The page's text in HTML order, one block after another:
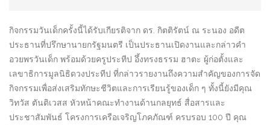
กิจกรรมวันเด็กครั้งนี้ได้รับเกียรติจาก ดร. กิตติรัตน์ ณ ระนอง อดีต
ประธานที่ปรึกษานายกรัฐมนตรี เป็นประธานเปิดงานและกล่าวคำ
อวยพรวันเด็ก พร้อมด้วยครูประทีป อึ้งทรงธรรม ฮาตะ ผู้ก่อตั้งและ
เลขาธิการมูลนิธิดวงประทีป ที่กล่าวรายงานถึงความสำคัญของการจัด
กิจกรรมเพื่อส่งเสริมทักษะชีวิตและการเรียนรู้ของเด็ก ๆ ทั้งนี้ยังมีคุณ
วิทวัส ตันติเวสส หัวหน้าคณะทำงานด้านกลยุทธ์ สื่อสารและ
ประชาสัมพันธ์ โครงการเครือเจริญโภคภัณฑ์ ครบรอบ 100 ปี คุณ